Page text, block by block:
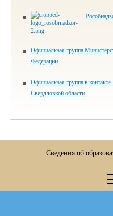
Официальная группа
Федерации
Официальная группа в
Свердловкой области
Сведения об